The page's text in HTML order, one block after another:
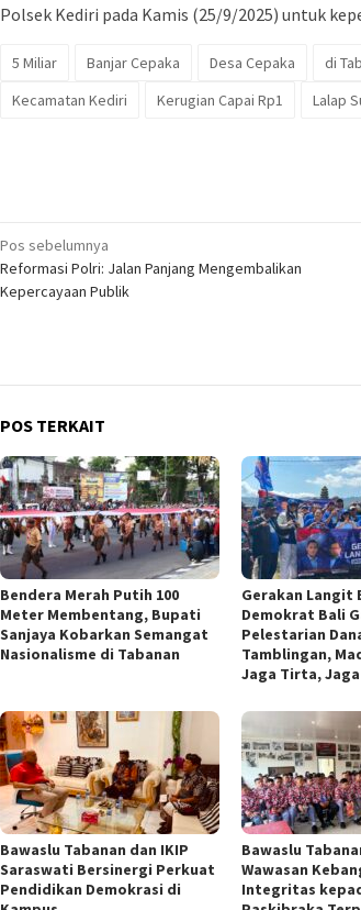
Polsek Kediri pada Kamis (25/9/2025) untuk
5 Miliar Banjar Cepaka Desa Cepaka di
Kecamatan Kediri
Kerugian Capai Rp1 Lalap
Navigasi
pos
Pos sebelumnya
Reformasi Polri: Jalan Panjang Mengembalikan
Kepercayaan Publik
POS TERKAIT
Bendera Merah Putih 100
Meter Membentang, Bupati
Sanjaya Kobarkan Semangat
Nasionalisme di Tabanan
Gerakan Langit
Demokrat Bali
Pelestarian
Tamblingan,
Jaga Tirta,
Bawaslu Tabanan dan IKIP
Saraswati Bersinergi Perkuat
Pendidikan Demokrasi di
Bawaslu
Wawasan
Integritas